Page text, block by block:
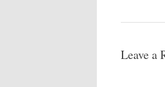
Leave a